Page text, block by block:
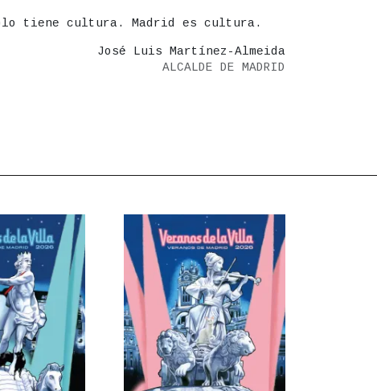
tiene cultura. Madrid es cultura.
José Luis Martínez-Almeida
ALCALDE DE MADRID